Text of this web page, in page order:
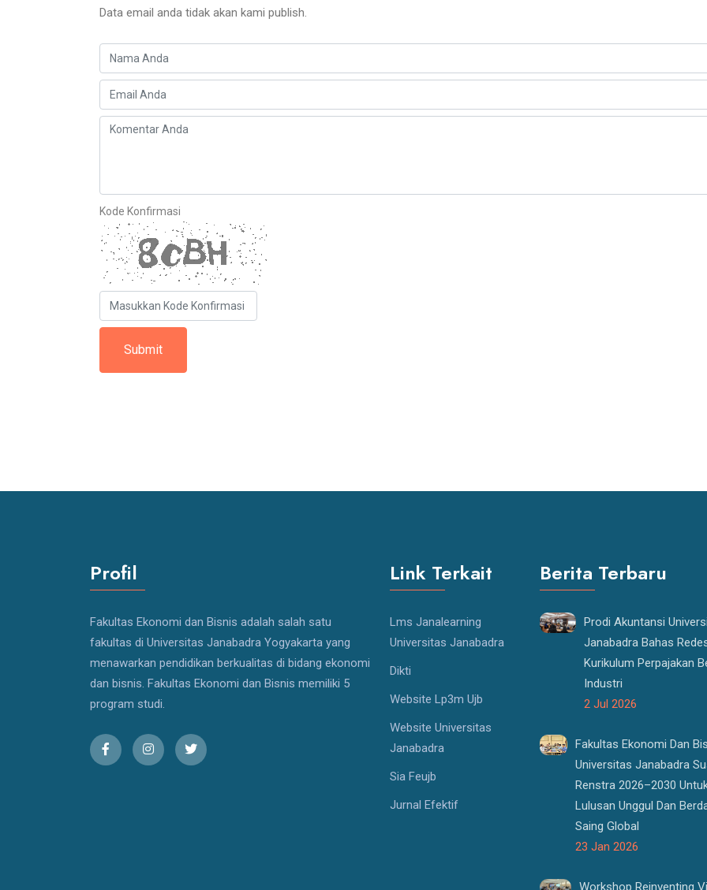
Data email anda tidak akan kami publish.
Kode Konfirmasi
Profil
Fakultas Ekonomi dan Bisnis adalah salah satu
fakultas di Universitas Janabadra Yogyakarta yang
menawarkan pendidikan berkualitas di bidang ekonomi
dan bisnis. Fakultas Ekonomi dan Bisnis memiliki 5
program studi.
Link Terkait
Lms Janalearning
Universitas Janabadra
Dikti
Website Lp3m Ujb
Website Universitas
Janabadra
Sia Feujb
Jurnal Efektif
Berita Terbaru
Prodi Akuntansi
Janabadra Bahas
Kurikulum Perpajakan
Industri
2 Jul 2026
Fakultas Ekonomi Dan
Universitas Janabadra
Renstra 2026–2030
Lulusan Unggul Dan
Saing Global
23 Jan 2026
Workshop Reinventing